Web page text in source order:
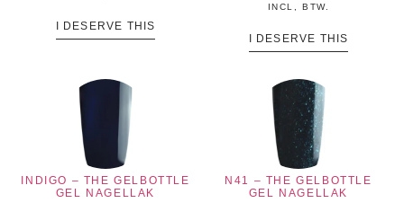
I DESERVE THIS
INCL, BTW.
I DESERVE THIS
INDIGO – THE GELBOTTLE
GEL NAGELLAK
N41 – THE GELBOTTLE
GEL NAGELLAK